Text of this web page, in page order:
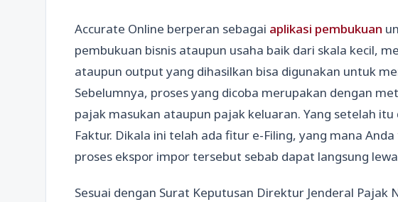
Accurate Online berperan sebagai aplikasi pembukuan
pembukuan bisnis ataupun usaha baik dari skala kecil,
ataupun output yang dihasilkan bisa digunakan untuk
Sebelumnya, proses yang dicoba merupakan dengan
pajak masukan ataupun pajak keluaran. Yang setelah
Faktur. Dikala ini telah ada fitur e-Filing, yang mana
proses ekspor impor tersebut sebab dapat langsung
Sesuai dengan Surat Keputusan Direktur Jenderal Pajak